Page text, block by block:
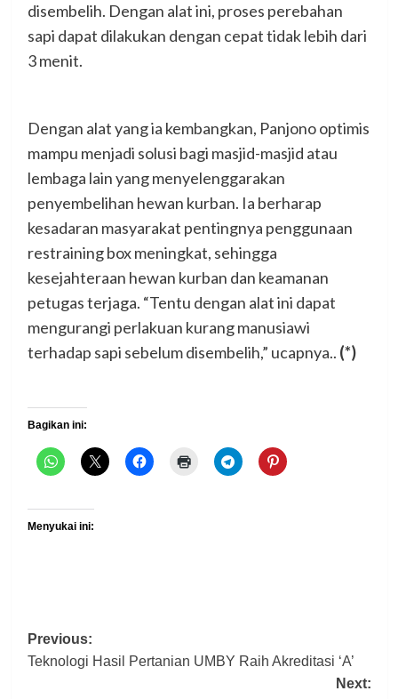
disembelih. Dengan alat ini, proses perebahan
sapi dapat dilakukan dengan cepat tidak lebih dari
3 menit.
Dengan alat yang ia kembangkan, Panjono optimis
mampu menjadi solusi bagi masjid-masjid atau
lembaga lain yang menyelenggarakan
penyembelihan hewan kurban. Ia berharap
kesadaran masyarakat pentingnya penggunaan
restraining box meningkat, sehingga
kesejahteraan hewan kurban dan keamanan
petugas terjaga. “Tentu dengan alat ini dapat
mengurangi perlakuan kurang manusiawi
terhadap sapi sebelum disembelih,” ucapnya.. (*)
Bagikan ini:
Menyukai ini:
Post
navigation
Previous:
Teknologi Hasil Pertanian UMBY Raih Akreditasi ‘A’
Next: